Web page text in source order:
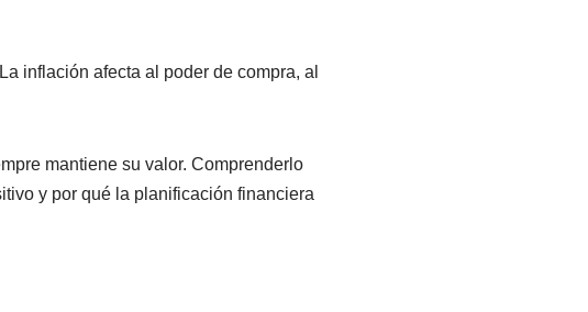
inflación afecta al poder de compra, al
mantiene su valor. Comprenderlo
y por qué la planificación financiera